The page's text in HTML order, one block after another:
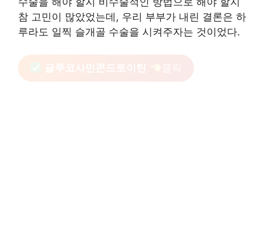
참 고민이 많았었는데, 우리 부부가 내린 결론은 하
루라도 일찍 슬개골 수술을 시켜주자는 것이었다.
글루코사민콘드로이틴